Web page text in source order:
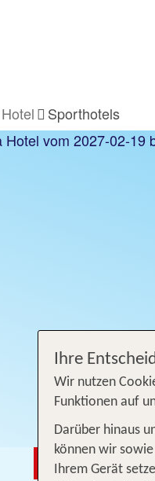
Hotel Sporthotels
DEALS
Ihre
Wir nutzen
Funktionen auf
Darüber hinaus
können wir
Ihrem Gerät